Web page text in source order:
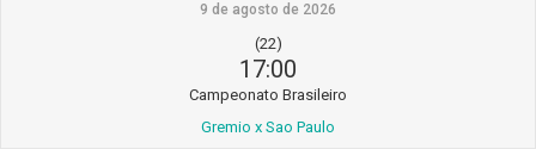
9 de agosto de 2026
(22)
17:00
Campeonato Brasileiro
Gremio x Sao Paulo